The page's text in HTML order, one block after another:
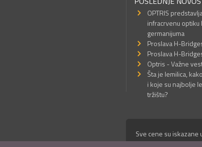
OPTRIS
infracrvenu optiku
germanijuma
Proslava H-
Proslava H-
Optris - Važne
Šta je lemilica,
i koje su najbolje
tržištu?
Sve cene su iskazane
© Mikro Princ 1999 -